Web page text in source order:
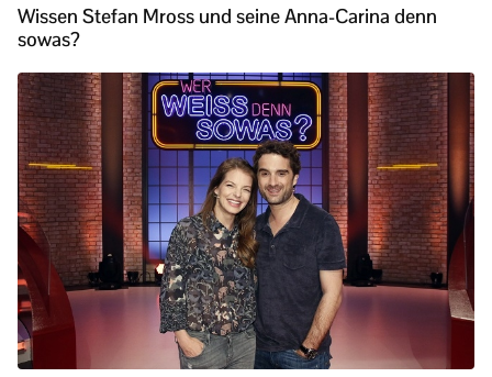
Wissen Stefan Mross und seine Anna-Carina denn
sowas?